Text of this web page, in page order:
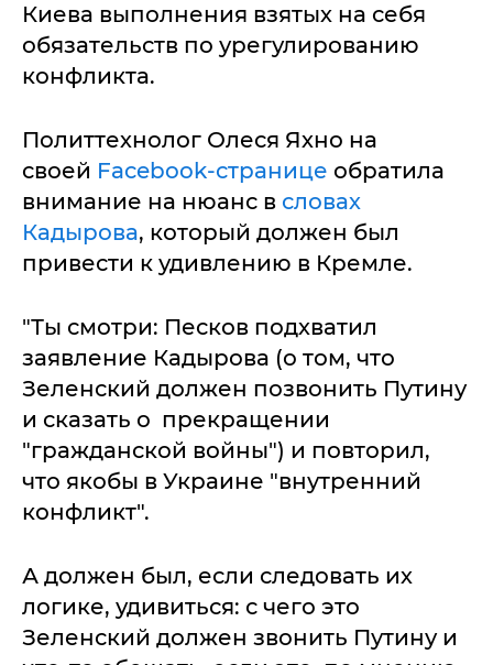
Киева выполнения взятых на себя
обязательств по урегулированию
конфликта.
Политтехнолог Олеся Яхно на
своей Facebook-странице обратила
внимание на нюанс в словах
Кадырова, который должен был
привести к удивлению в Кремле.
"Ты смотри: Песков подхватил
заявление Кадырова (о том, что
Зеленский должен позвонить Путину
и сказать о прекращении
"гражданской войны") и повторил,
что якобы в Украине "внутренний
конфликт".
А должен был, если следовать их
логике, удивиться: с чего это
Зеленский должен звонить Путину и